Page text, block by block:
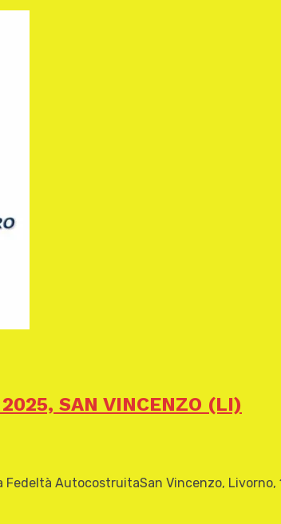
SAN VINCENZO (LI)
Fedeltà AutocostruitaSan Vincenzo,